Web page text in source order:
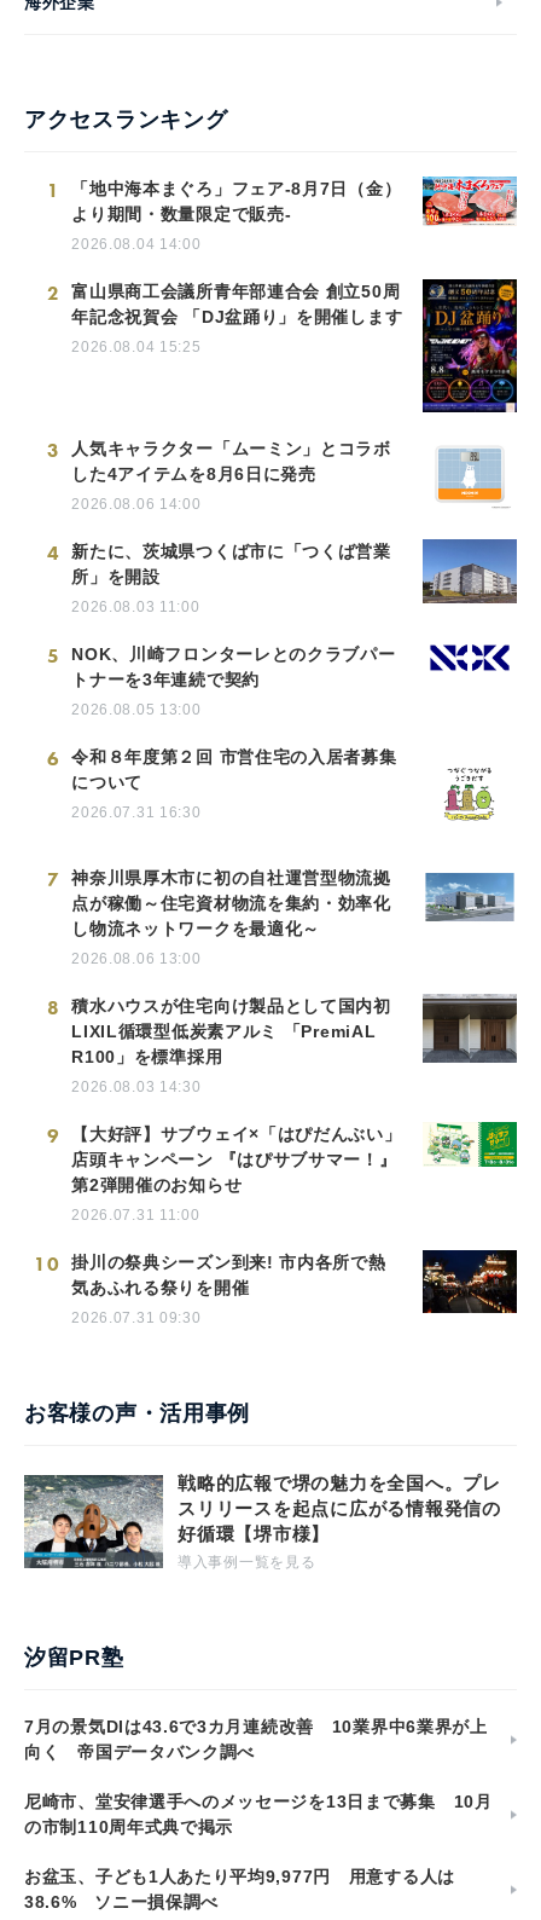
アクセスランキング
1
「地中海本まぐろ」フェア-8月7日（金）
より期間・数量限定で販売-
2026.08.04 14:00
2
富山県商工会議所青年部連合会 創立50周
年記念祝賀会 「DJ盆踊り」を開催します
2026.08.04 15:25
3
人気キャラクター「ムーミン」とコラボ
した4アイテムを8月6日に発売
2026.08.06 14:00
4
新たに、茨城県つくば市に「つくば営業
所」を開設
2026.08.03 11:00
5
NOK、川崎フロンターレとのクラブパー
トナーを3年連続で契約
2026.08.05 13:00
6
令和８年度第２回 市営住宅の入居者募集
について
2026.07.31 16:30
7
神奈川県厚木市に初の自社運営型物流拠
点が稼働～住宅資材物流を集約・効率化
し物流ネットワークを最適化～
2026.08.06 13:00
8
積水ハウスが住宅向け製品として国内初
LIXIL循環型低炭素アルミ 「PremiAL
R100」を標準採用
2026.08.03 14:30
9
【大好評】サブウェイ×「はぴだんぶい」
店頭キャンペーン 『はぴサブサマー！』
第2弾開催のお知らせ
2026.07.31 11:00
10
掛川の祭典シーズン到来! 市内各所で熱
気あふれる祭りを開催
2026.07.31 09:30
お客様の声・活用事例
戦略的広報で堺の魅力を全国へ。プレ
スリリースを起点に広がる情報発信の
好循環【堺市様】
導入事例一覧を見る
汐留PR塾
7月の景気DIは43.6で3カ月連続改善 10業界中6業界が上
向く 帝国データバンク調べ
尼崎市、堂安律選手へのメッセージを13日まで募集 10月
の市制110周年式典で掲示
お盆玉、子ども1人あたり平均9,977円 用意する人は
38.6% ソニー損保調べ